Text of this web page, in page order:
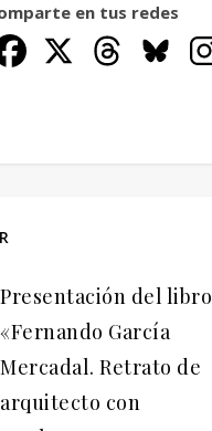
en tus redes
Presentación del libro
«Fernando García
Mercadal. Retrato de
arquitecto con